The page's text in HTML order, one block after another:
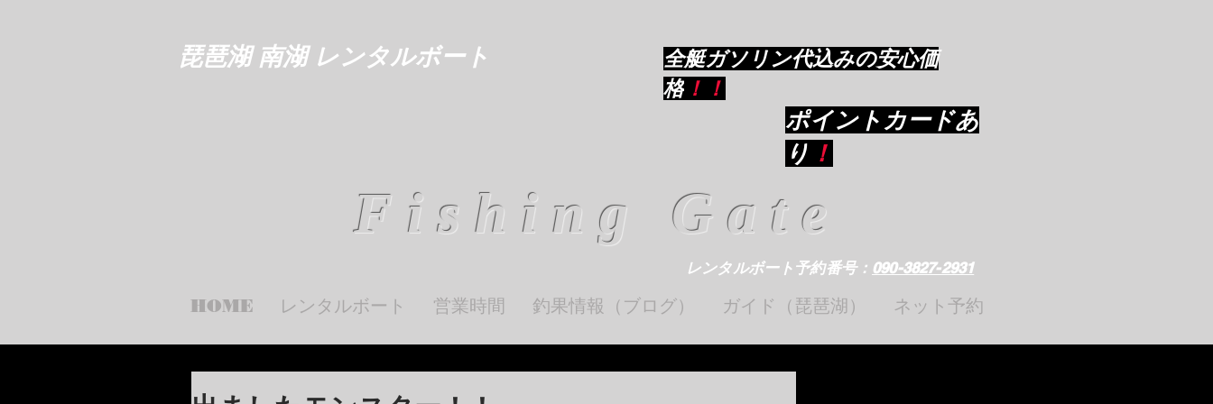
琵琶湖 南湖 レンタルボート
​全艇ガソリン代込みの安心価
格 ！！
ポイントカードあ
り ！
Fishing Gate
レンタルボート予約番号： 090-3827-2931
HOME レンタルボート 営業時間 釣果情報（ブログ） ガイド（琵琶湖） ネット予約